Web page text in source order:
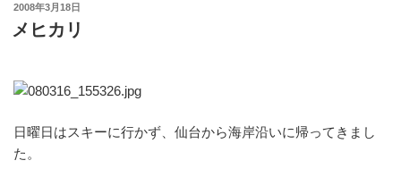
投
日:
2008年3月18日
メヒカリ
日曜日はスキーに行かず、仙台から海岸沿いに帰ってきまし
た。